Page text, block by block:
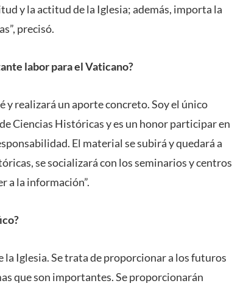
y la actitud de la Iglesia; además, importa la
precisó.
labor para el Vaticano?
y realizará un aporte concreto. Soy el único
Ciencias Históricas y es un honor participar en
El material se subirá y quedará a
se socializará con los seminarios y centros
a la información”.
la Iglesia. Se trata de proporcionar a los futuros
que son importantes. Se proporcionarán